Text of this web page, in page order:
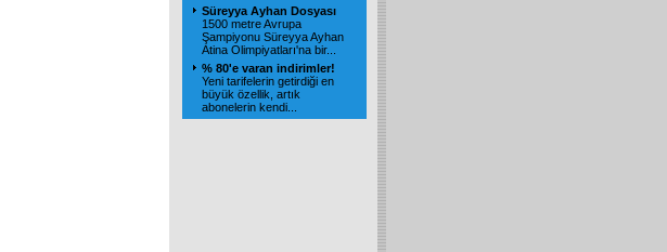
Süreyya Ayhan Dosyası
1500 metre Avrupa
Şampiyonu Süreyya Ayhan
Atina Olimpiyatları'na bir...
% 80'e varan indirimler!
Yeni tarifelerin getirdiği en
büyük özellik, artık
abonelerin kendi